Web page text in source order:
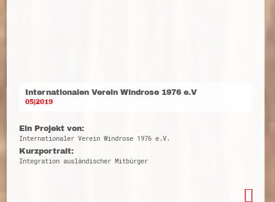
Internationalen Verein Windrose 1976 e.V
05|2019
Ein Projekt von:
Internationaler Verein Windrose 1976 e.V.
Kurzportrait:
Integration ausländischer Mitbürger